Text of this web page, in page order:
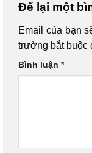
Để lại một
Email của bạn
trường bắt buộc
Bình luận *